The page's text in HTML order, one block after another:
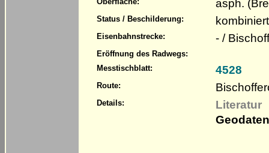
asph.
Status / Beschilderung:
Eisenbahnstrecke: - /
Eröffnung des Radwegs:
Messtischblatt:
4528
Route:
Details:
Literatur